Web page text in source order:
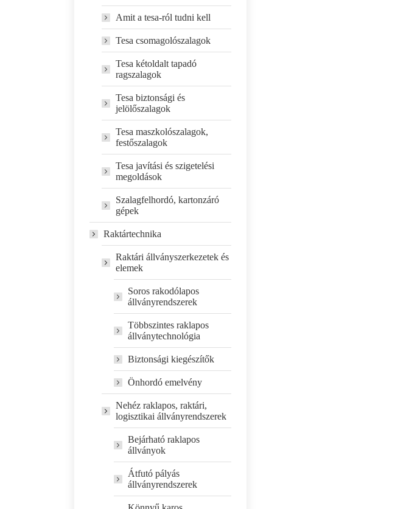
Amit a tesa-ról tudni kell
Tesa csomagolószalagok
Tesa kétoldalt tapadó
ragszalagok
Tesa biztonsági és
jelölőszalagok
Tesa maszkolószalagok,
festőszalagok
Tesa javítási és szigetelési
megoldások
Szalagfelhordó, kartonzáró
gépek
Raktártechnika
Raktári állványszerkezetek és
elemek
Soros rakodólapos
állványrendszerek
Többszintes raklapos
állványtechnológia
Biztonsági kiegészítők
Önhordó emelvény
Nehéz raklapos, raktári,
logisztikai állványrendszerek
Bejárható raklapos
állványok
Átfutó pályás
állványrendszerek